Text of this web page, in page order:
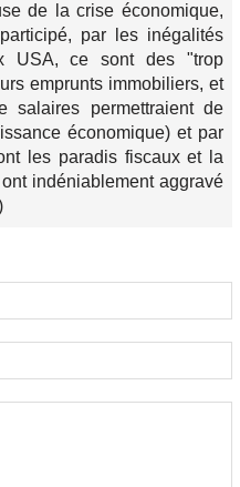
de la crise économique,
par les inégalités
USA, ce sont des "trop
emprunts immobiliers, et
salaires permettraient de
économique) et par
les paradis fiscaux et la
indéniablement aggravé